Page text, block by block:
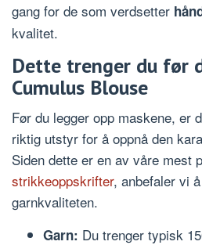
gang for de som verdsetter
kvalitet.
Dette trenger du før
Cumulus Blouse
Før du legger opp maskene, er
riktig utstyr for å oppnå den
Siden dette er en av våre mest
strikkeoppskrifter, anbefaler vi
garnkvaliteten.
Garn: Du trenger typisk